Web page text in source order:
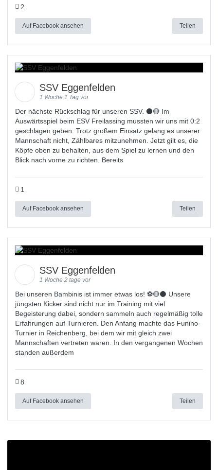
2
Auf Facebook ansehen Teilen
SSV Eggenfelden
1 Woche 1 Tag vor
Der nächste Rückschlag für unseren SSV. ⚫🔴 Im
Auswärtsspiel beim ESV Freilassing mussten wir uns mit 0:2
geschlagen geben. Trotz großem Einsatz gelang es unserer
Mannschaft nicht, Zählbares mitzunehmen. Jetzt gilt es, die
Köpfe oben zu behalten, aus dem Spiel zu lernen und den
Blick nach vorne zu richten. Bereits
1
Auf Facebook ansehen Teilen
SSV Eggenfelden
1 Woche 2 tage vor
Bei unseren Bambinis ist immer etwas los! ⚽️🔴⚫ Unsere
jüngsten Kicker sind nicht nur im Training mit viel
Begeisterung dabei, sondern sammeln auch regelmäßig tolle
Erfahrungen auf Turnieren. Den Anfang machte das Funino-
Turnier in Reichenberg, bei dem wir mit gleich zwei
Mannschaften vertreten waren. In den vergangenen Wochen
standen außerdem
8
Auf Facebook ansehen Teilen